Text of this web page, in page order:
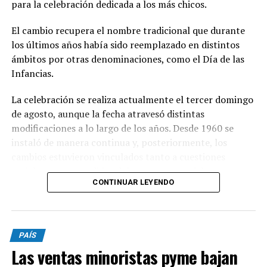
para la celebración dedicada a los más chicos.
El cambio recupera el nombre tradicional que durante
los últimos años había sido reemplazado en distintos
ámbitos por otras denominaciones, como el Día de las
Infancias.
La celebración se realiza actualmente el tercer domingo
de agosto, aunque la fecha atravesó distintas
modificaciones a lo largo de los años. Desde 1960 se
instaló de manera continua y, posteriormente, los
sociales como a pedidos del sector comercial,
particularmente de la Cámara del Juguete, que buscaba
En 2011, la celebración debió trasladarse al 21 de agosto
debido a la coincidencia con las PASO previstas para el
CONTINUAR LEYENDO
PAÍS
Las ventas minoristas pyme bajan